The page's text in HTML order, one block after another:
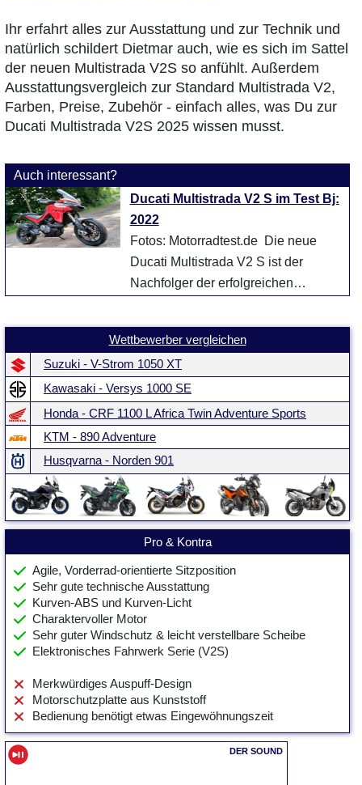
Ihr erfahrt alles zur Ausstattung und zur Technik und
natürlich schildert Dietmar auch, wie es sich im Sattel
der neuen Multistrada V2S so anfühlt. Außerdem
Ausstattungsvergleich zur Standard Multistrada V2,
Farben, Preise, Zubehör - einfach alles, was Du zur
Ducati Multistrada V2S 2025 wissen musst.
Auch interessant?
Ducati Multistrada V2 S im Test Bj:
2022
Fotos: Motorradtest.de Die neue
Ducati Multistrada V2 S ist der
Nachfolger der erfolgreichen
Elektronikbe ...weiter
Wettbewerber vergleichen
Suzuki - V-Strom 1050 XT
Kawasaki - Versys 1000 SE
Honda - CRF 1100 L Africa Twin Adventure Sports
KTM - 890 Adventure
Husqvarna - Norden 901
Pro & Kontra
Agile, Vorderrad-orientierte Sitzposition
Sehr gute technische Ausstattung
Kurven-ABS und Kurven-Licht
Charaktervoller Motor
Sehr guter Windschutz & leicht verstellbare Scheibe
Elektronisches Fahrwerk Serie (V2S)
Merkwürdiges Auspuff-Design
Motorschutzplatte aus Kunststoff
Bedienung benötigt etwas Eingewöhnungszeit